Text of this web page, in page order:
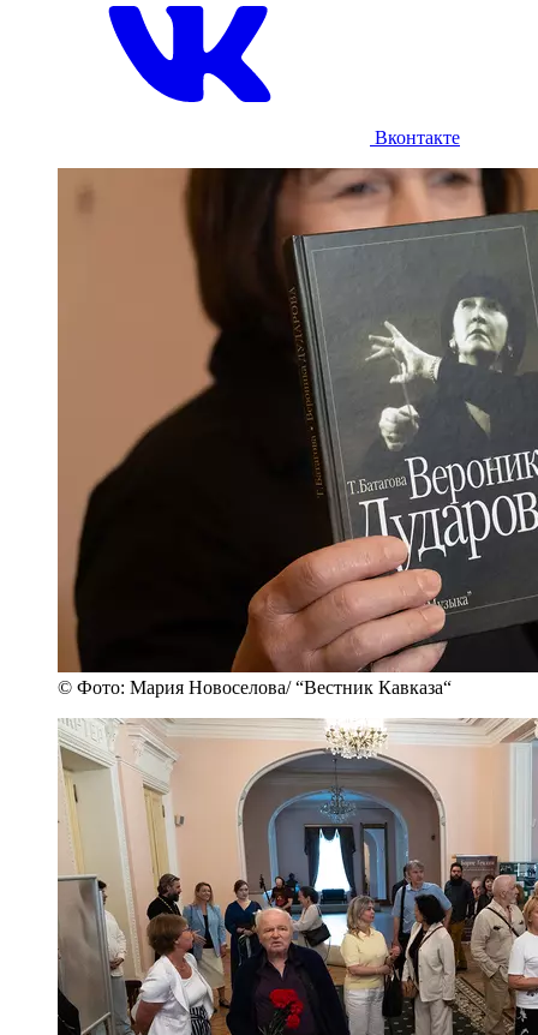
Вконтакте
© Фото: Мария Новоселова/ “Вестник Кавказа“